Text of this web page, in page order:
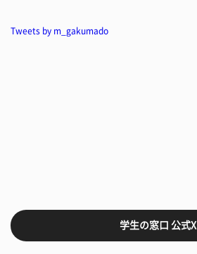
Tweets by m_gakumado
学生の窓口 公式X